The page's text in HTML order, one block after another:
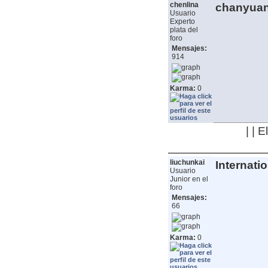
chenlina
Usuario
Experto
plata del
foro
Mensajes:
914
Karma: 0
| |
liuchunkai
Usuario
Junior en el
foro
Mensajes:
66
Karma: 0